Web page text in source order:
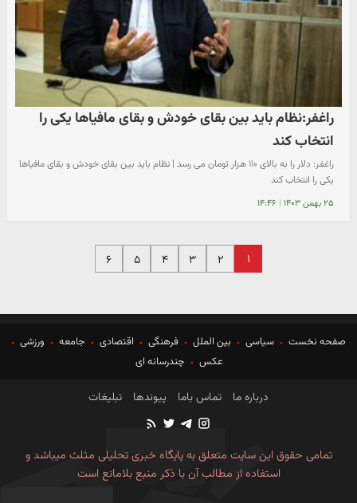
راغفر:نظام باید بین بقای خودش و بقای مافیاها یکی را
انتخاب کند
راغفر: دلار را به بالای ۱۱۰ هزار تومان می رسد | نظام باید بین بقای خودش و بقای مافیاها
یکی را انتخاب کند
۲۵ بهمن ۱۴۰۳ | ۱۴:۴۶
۱ ۲ ۳ ۴ ۵ ۶
صفحه نخست سیاسی بین الملل فرهنگی اقتصادی جامعه
ورزشی
عکس
چندرسانه ای
درباره ما تماس باما پیوندها تبلیغات
تمامی حقوق این سایت متعلق به پایگاه خبری تحلیلی مثلث میباشد و
استفاده از مطالب آن با ذکر منبع بلامانع است